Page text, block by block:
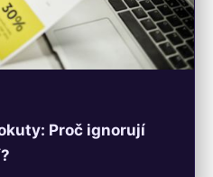
Proč ignorují